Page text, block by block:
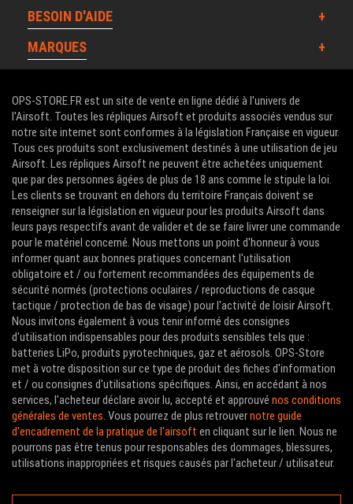
BESOIN D'AIDE
MARQUES
OPS-STORE.FR est un site de vente en ligne dédié à l'univers de
l'Airsoft. Toutes les répliques Airsoft et produits associés vendus sur
notre site internet sont conformes à la législation Française en vigueur.
Tous ces produits sont exclusivement destinés à une utilisation de jeu
Airsoft. Les répliques Airsoft ne peuvent être achetées uniquement
que par des personnes âgées de plus de 18 ans comme le stipule la loi.
Les clients se trouvant en dehors du territoire Français doivent se
renseigner sur la législation en vigueur pour les produits Airsoft dans
leurs pays respectifs avant de valider et de se faire livrer une commande
pour le matériel concerné. Nous mettons un point d'honneur à vous
informer quant aux bonnes pratiques concernant l'utilisation
obligatoire et / ou fortement recommandées des équipements de
sécurité normés (protections oculaires / reproductions de casque
tactique / protection de bas de visage) pour l'activité de loisir Airsoft.
Nous invitons également à vous tenir informé des consignes
d'utilisation indispensables pour des produits sensibles tels que :
batteries LiPo, produits pyrotechniques, gaz et aérosols. OPS-Store
met à votre disposition sur ce type de produit des fiches d'information
et / ou consignes d'utilisations spécifiques. Ainsi, en accédant à nos
services, l'acheteur déclare avoir lu, accepté et approuvé nos conditions
générales de ventes. Vous pourrez de plus retrouvernotre guide
d'encadrement de la pratique de l'airsoft en cliquant sur le lien. Nous ne
pourrons pas être tenus pour responsables des dommages, blessures,
utilisations inappropriées et risques causés par l'acheteur / utilisateur.